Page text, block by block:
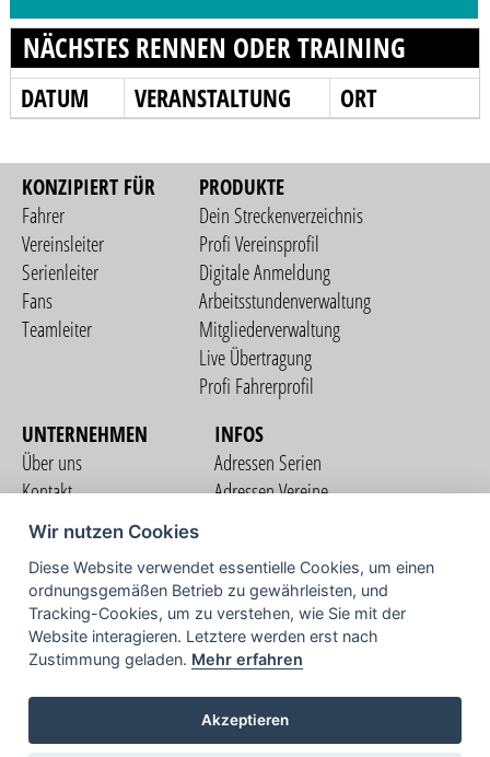
NÄCHSTES RENNEN ODER TRAINING
DATUM VERANSTALTUNG ORT
KONZIPIERT FÜR
Fahrer
Vereinsleiter
Serienleiter
Fans
Teamleiter
PRODUKTE
Dein Streckenverzeichnis
Profi Vereinsprofil
Digitale Anmeldung
Arbeitsstundenverwaltung
Mitgliederverwaltung
Live Übertragung
Profi Fahrerprofil
UNTERNEHMEN
Über uns
Kontakt
Nutzungsbedingungen
Datenschutzerklärung
Impressum
INFOS
Adressen Serien
Adressen Vereine
COMMUNITY
TV
Wir nutzen Cookies
Diese Website verwendet essentielle Cookies, um einen
ordnungsgemäßen Betrieb zu gewährleisten, und
Tracking-Cookies, um zu verstehen, wie Sie mit der
Website interagieren. Letztere werden erst nach
Zustimmung geladen. Mehr erfahren
Akzeptieren